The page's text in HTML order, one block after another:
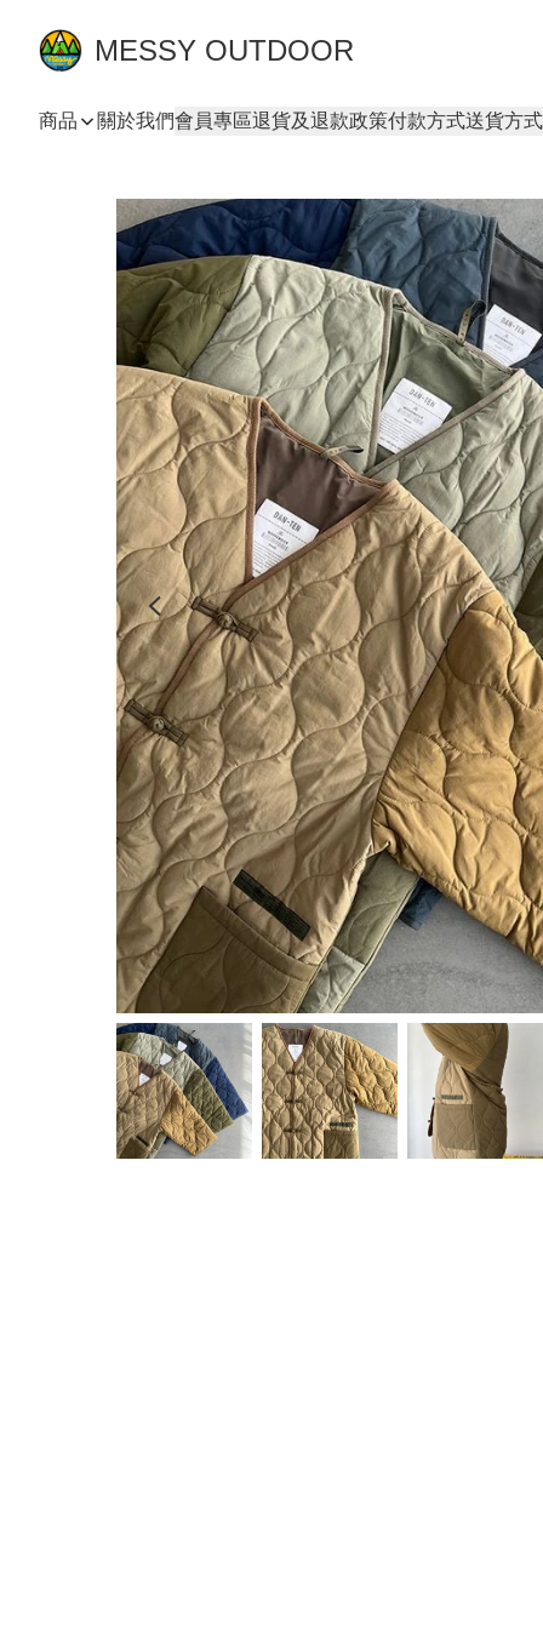
MESSY OUTDOOR
商品 關於我們會員專區退貨及退款政策付款方式送貨方式